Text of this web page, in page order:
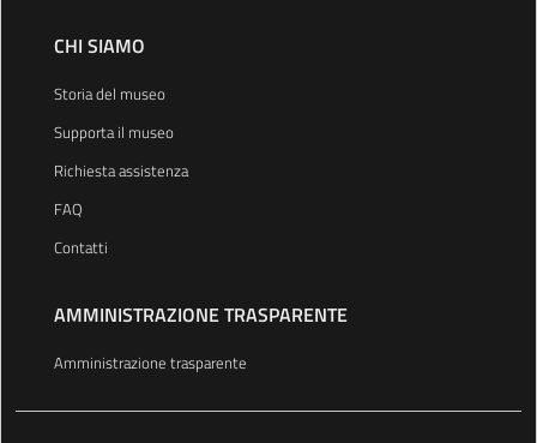
CHI SIAMO
Storia del museo
Supporta il museo
Richiesta assistenza
FAQ
Contatti
AMMINISTRAZIONE TRASPARENTE
Amministrazione trasparente